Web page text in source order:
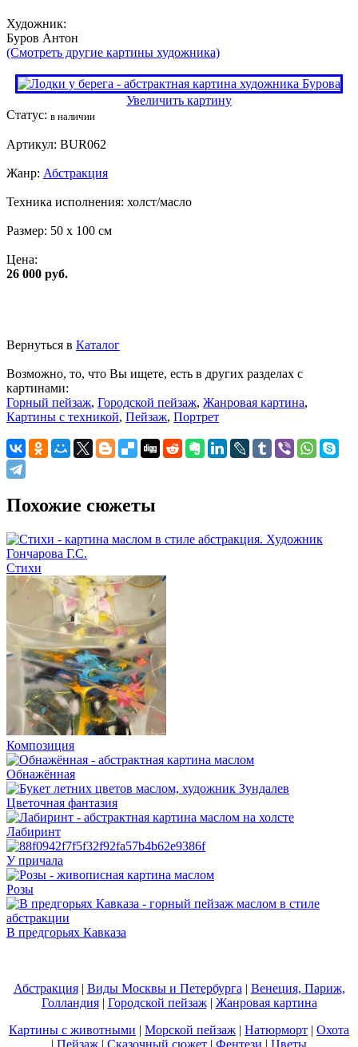
Художник:
Буров Антон
(Смотреть другие картины художника)
Увеличить картину
Статус: в наличии
Артикул: BUR062
Жанр: Абстракция
Техника исполнения: холст/масло
Размер: 50 x 100 см
Цена:
26 000 руб.
Вернуться в Каталог
Возможно, то, что Вы ищете, есть в других разделах с
картинами:
Горный пейзаж, Городской пейзаж, Жанровая картина,
Картины с техникой, Пейзаж, Портрет
Похожие сюжеты
Стихи
Композиция
Обнажённая
Цветочная фантазия
Лабиринт
У причала
Розы
В предгорьях Кавказа
Абстракция| Виды Москвы и Петербурга | Венеция, Париж,
Голландия| Городской пейзаж| Жанровая картина
Картины с животными | Морской пейзаж | Натюрморт | Охота
| Пейзаж | Сказочный сюжет | Фентези | Цветы